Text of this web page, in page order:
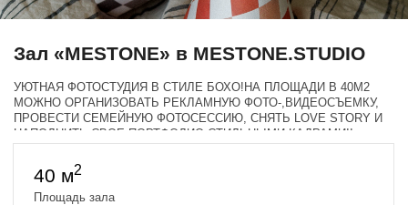
Зал «MESTONE» в MESTONE.STUDIO
УЮТНАЯ ФОТОСТУДИЯ В СТИЛЕ БОХО!НА ПЛОЩАДИ В 40М2
МОЖНО ОРГАНИЗОВАТЬ РЕКЛАМНУЮ ФОТО-,ВИДЕОСЪЕМКУ,
ПРОВЕСТИ СЕМЕЙНУЮ ФОТОСЕССИЮ, СНЯТЬ LOVE STORY И
НАПОЛНИТЬ СВОЕ ПОРТФОЛИО СТИЛЬНЫМИ КАДРАМИ!!
40 м2
Площадь зала